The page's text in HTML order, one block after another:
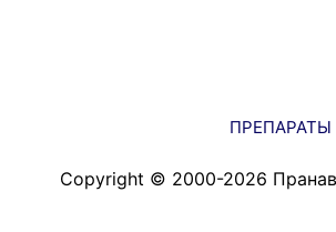
ПРЕПАРАТЫ
Copyright © 2000-2026